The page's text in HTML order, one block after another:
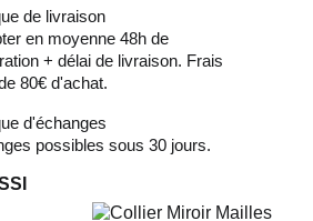
de livraison
en moyenne 48h de
+ délai de livraison. Frais
80€ d'achat.
d'échanges
possibles sous 30 jours.